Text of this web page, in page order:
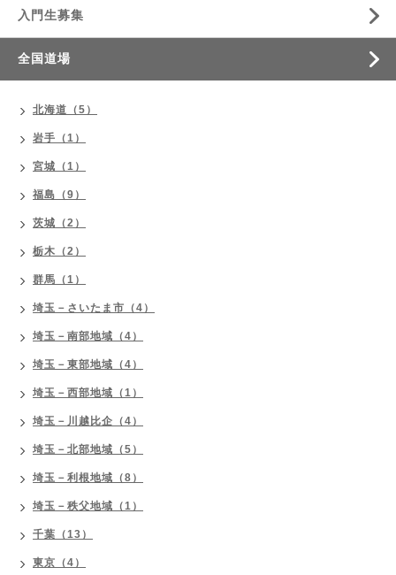
入門生募集
全国道場
北海道（5）
岩手（1）
宮城（1）
福島（9）
茨城（2）
栃木（2）
群馬（1）
埼玉－さいたま市（4）
埼玉－南部地域（4）
埼玉－東部地域（4）
埼玉－西部地域（1）
埼玉－川越比企（4）
埼玉－北部地域（5）
埼玉－利根地域（8）
埼玉－秩父地域（1）
千葉（13）
東京（4）